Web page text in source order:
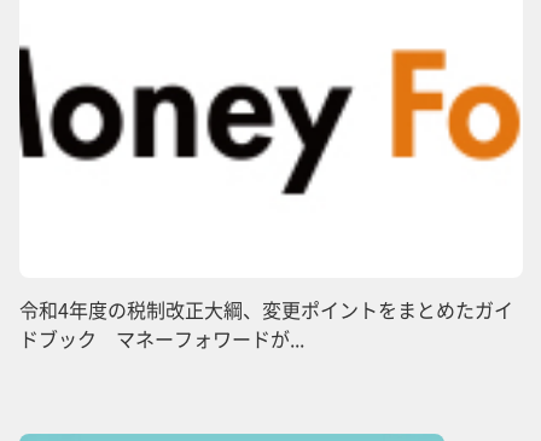
令和4年度の税制改正大綱、変更ポイントをまとめたガイ
ドブック マネーフォワードが...